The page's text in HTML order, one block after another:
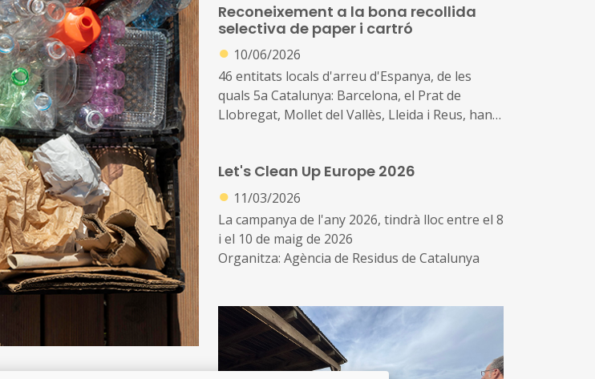
Reconeixement a la bona recollida
selectiva de paper i cartró
● 10/06/2026
46 entitats locals d'arreu d'Espanya, de les
quals 5a Catalunya: Barcelona, el Prat de
Llobregat, Mollet del Vallès, Lleida i Reus, han
premis ‘Pajaritas Azules’
Ahir es va celebrar la 10a edició d’aquests
premis, coincidint amb el desè aniversari
d'aquesta iniciativa de referència, coliderada
per ASPAPEL i REPACAR, que té l’objectiu
municipal de paper i cartró per reciclar-lo
Let's Clean Up Europe 2026
● 11/03/2026
La campanya de l'any 2026, tindrà lloc entre el 8
i el 10 de maig de 2026
Organitza: Agència de Residus de Catalunya